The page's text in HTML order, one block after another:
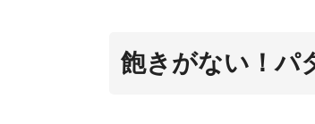
飽きがない！パ